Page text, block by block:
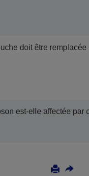
doit être remplacée
est-elle affectée par